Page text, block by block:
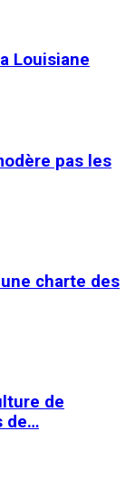
Louisiane
pas les
charte des
de
de…